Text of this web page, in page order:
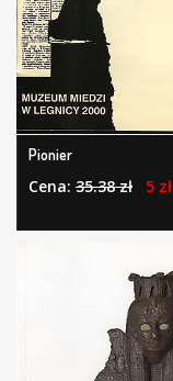
Pionier
Cena: 35.38 zł 5 zł